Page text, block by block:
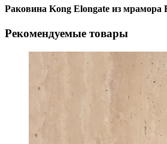
Раковина Kong Elongate из мрамора
Рекомендуемые товары